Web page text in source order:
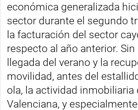
económica generalizada
sector durante el segundo
la facturación del sector
respecto al año anterior.
llegada del verano y la
movilidad, antes del
ola, la actividad inmobiliaria
Valenciana, y